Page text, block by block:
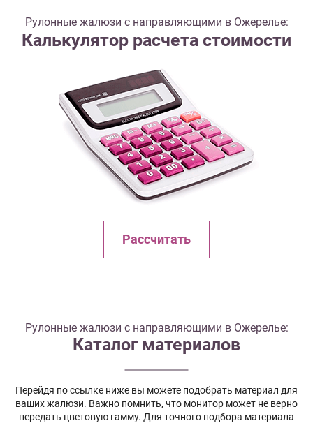
Рулонные жалюзи с направляющими в Ожерелье:
Калькулятор расчета стоимости
Рассчитать
Рулонные жалюзи с направляющими в Ожерелье:
Каталог материалов
Перейдя по ссылке ниже вы можете подобрать материал для
ваших жалюзи. Важно помнить, что монитор может не верно
передать цветовую гамму. Для точного подбора материала